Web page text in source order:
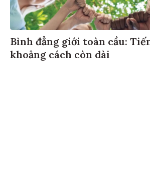
Bình đẳng giới toàn cầu:
khoảng cách còn dài